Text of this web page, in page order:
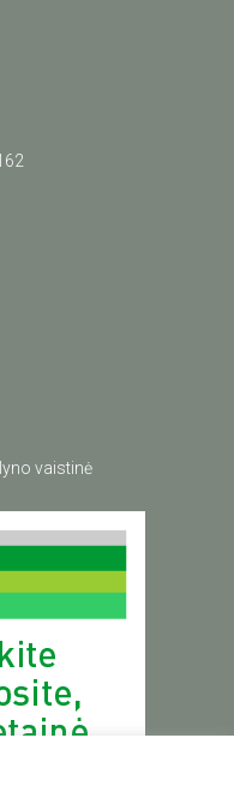
vaistinė